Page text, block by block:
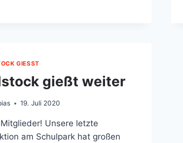
GIESST
gießt weiter
19. Juli 2020
Unsere letzte
am Schulpark hat großen